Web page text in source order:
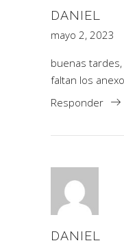
DANIEL
mayo 2, 2023
buenas
faltan los
Responder
DANIEL